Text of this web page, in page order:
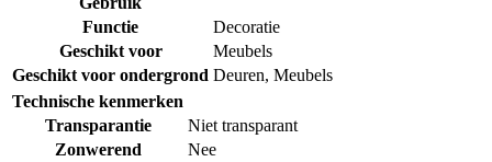
Functie
Decoratie
Geschikt voor
Meubels
Geschikt voor ondergrond Deuren, Meubels
Technische kenmerken
Transparantie
Niet transparant
Zonwerend
Nee